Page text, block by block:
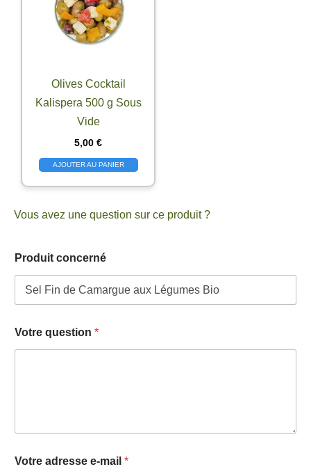
Olives Cocktail
Kalispera 500 g Sous
Vide
5,00 €
AJOUTER AU PANIER
Vous avez une question sur ce produit ?
Produit concerné
o
t
s
s
Votre question *
Votre adresse e-mail *